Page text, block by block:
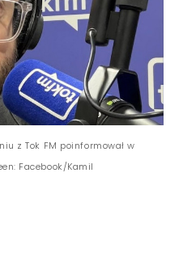
z Tok FM poinformował w
Facebook/Kamil